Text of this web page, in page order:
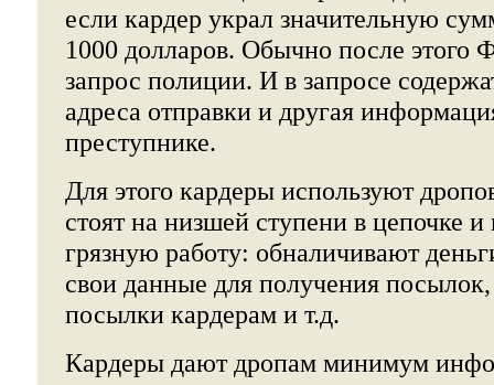
если кардер украл значительную
1000 долларов. Обычно после этого
запрос полиции. И в запросе
адреса отправки и другая
преступнике.
Для этого кардеры используют
стоят на низшей ступени в цепочке
грязную работу: обналичивают
свои данные для получения
посылки кардерам и т.д.
Кардеры дают дропам минимум